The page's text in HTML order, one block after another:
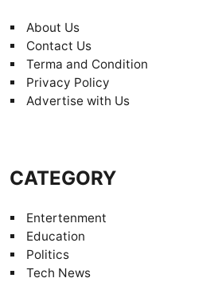
About Us
Contact Us
Terma and Condition
Privacy Policy
Advertise with Us
CATEGORY
Entertenment
Education
Politics
Tech News